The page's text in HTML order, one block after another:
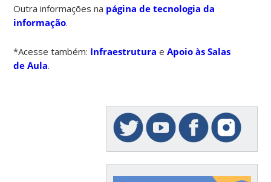
Outra informações na página de tecnologia da
informação.
*Acesse também: Infraestrutura eApoio às Salas
de Aula.